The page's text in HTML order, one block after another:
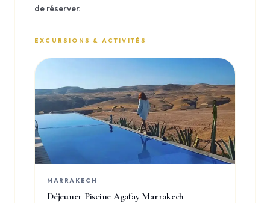
de réserver.
EXCURSIONS & ACTIVITÉS
MARRAKECH
Déjeuner Piscine Agafay Marrakech